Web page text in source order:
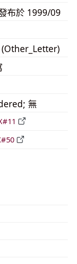
布於 1999/09
無